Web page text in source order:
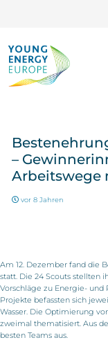
–
Arbeitswege
vor 8 Jahren
Am 12. Dezember fand die
statt. Die 24 Scouts stellten
Vorschläge zu Energie-
Projekte befassten sich
Wasser. Die Optimierung
zweimal thematisiert. Aus
besten Teams aus.